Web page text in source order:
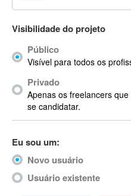
ACID Pro
ACPI
Acrobat
Acrobat X
Acronis
ACT
Actimize
ActionScript
ActionScript 3
Visibilidade do projeto
Público
Visível para todos os
Privado
Apenas os freelancers
se candidatar.
Eu sou um:
Novo usuário
Usuário existente